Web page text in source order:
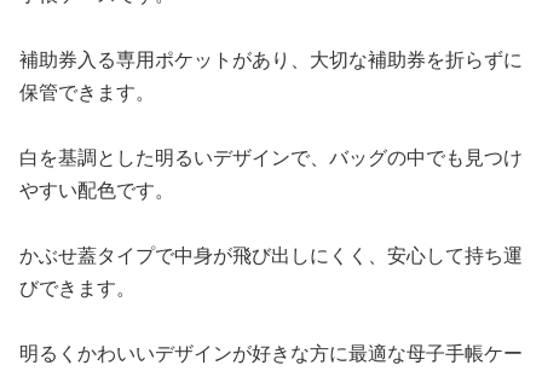
補助券入る専用ポケットがあり、大切な補助券を折らずに
保管できます。
白を基調とした明るいデザインで、バッグの中でも見つけ
やすい配色です。
かぶせ蓋タイプで中身が飛び出しにくく、安心して持ち運
びできます。
明るくかわいいデザインが好きな方に最適な母子手帳ケー